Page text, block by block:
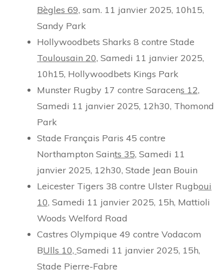
Bègles 69, sam. 11 janvier 2025, 10h15,
Sandy Park
Hollywoodbets Sharks 8 contre Stade
Toulousain 20, Samedi 11 janvier 2025,
10h15, Hollywoodbets Kings Park
Munster Rugby 17 contre Saracens 12,
Samedi 11 janvier 2025, 12h30, Thomond
Park
Stade Français Paris 45 contre
Northampton Saints 35, Samedi 11
janvier 2025, 12h30, Stade Jean Bouin
Leicester Tigers 38 contre Ulster Rugboui
10, Samedi 11 janvier 2025, 15h, Mattioli
Woods Welford Road
Castres Olympique 49 contre Vodacom
BUlls 10, Samedi 11 janvier 2025, 15h,
Stade Pierre-Fabre